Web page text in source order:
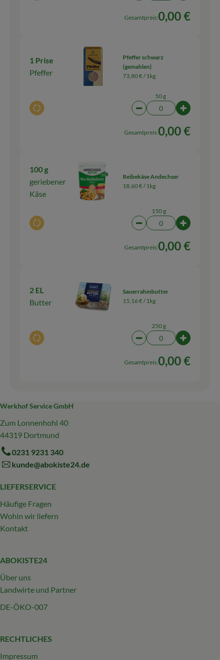
Gesamtpreis:0,00 €
1 Prise
Pfeffer
Auswahl ändern
Pfeffer schwarz
(gemahlen)
73,80 € /1kg
50 g
Artikelanzahl
Gesamtpreis:0,00 €
100 g
geriebener
Käse
Auswahl ändern
Reibekäse Andechser
18,60 € /1kg
150 g
Artikelanzahl
Gesamtpreis:0,00 €
2 EL
Butter
Auswahl ändern
Sauerrahmbutter
15,16 € /1kg
250 g
Artikelanzahl
Gesamtpreis:0,00 €
Werkhof Service GmbH
Zum Lonnenhohl 40
44319 Dortmund
0231 9231 340
kunde@abokiste24.de
LIEFERSERVICE
Häufige Fragen
Wohin wir liefern
Kontakt
ABOKISTE24
Über uns
Landwirte und Partner
DE-ÖKO-007
RECHTLICHES
Impressum